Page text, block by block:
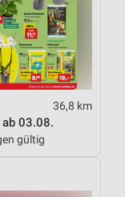
36,8 km
03.08.
gültig